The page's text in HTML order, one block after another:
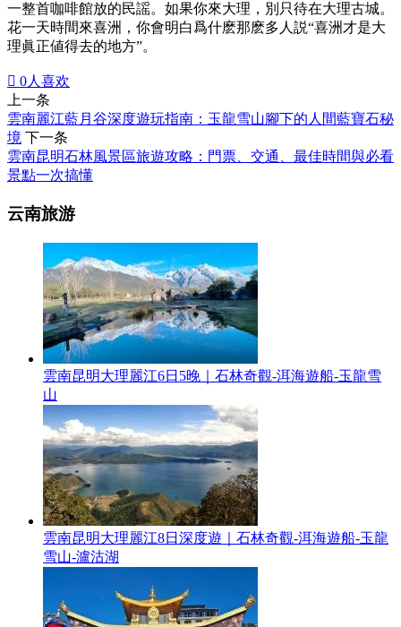
一整首咖啡館放的民謡。如果你來大理，別只待在大理古城。
花一天時間來喜洲，你會明白爲什麽那麽多人説“喜洲才是大
理眞正値得去的地方”。
 0人喜欢
上一条
雲南麗江藍月谷深度遊玩指南：玉龍雪山腳下的人間藍寶石秘
境 下一条
雲南昆明石林風景區旅遊攻略：門票、交通、最佳時間與必看
景點一次搞懂
云南旅游
雲南昆明大理麗江6日5晚｜石林奇觀-洱海遊船-玉龍雪
山
雲南昆明大理麗江8日深度遊｜石林奇觀-洱海遊船-玉龍
雪山-瀘沽湖